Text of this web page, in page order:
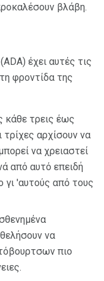
βλάβη.
έχει αυτές τις
φροντίδα της
κάθε τρεις έως
τρίχες αρχίσουν να
να χρειαστεί
από αυτό επειδή
γι 'αυτούς από τους
να
πιο